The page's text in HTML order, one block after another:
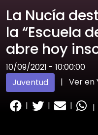
La Nucía
la “Escuela
abre hoy
10/09/2021 - 10:00:00
Juventud
| Ver en
| | | |